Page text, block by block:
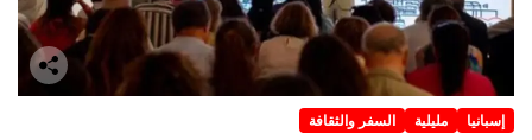
إسبانيا مليلية السفر والثقافة